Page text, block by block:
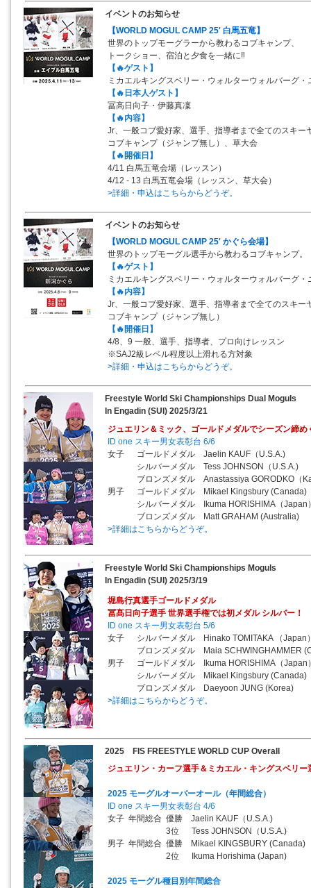
イベントのお知らせ
【WORLD MOGUL CAMP 25' 白馬五竜】
世界のトップモーグラーから教わるコブキャンプ、
トークショー、宿泊と夕食を一緒に‼
【🔥ゲスト】
ミカエルキングスベリー・ウォルターウォルバーグ・
【🔥日本人ゲスト】
冨高日向子・伊藤真凜
【🔥内容】
Jr、一般コブ愛好家、選手、指導者まで全てのスキー
コブキャンプ（ジャンプ無し）、草大会
【🔥開催日】
4/11 白馬五竜会場（レッスン）
4/12 - 13 白馬五竜会場（レッスン、草大会）
>詳細・申込はこちらからどうぞ。
イベントのお知らせ
【WORLD MOGUL CAMP 25' かぐら会場】
世界のトップモーグル選手から教わるコブキャンプ。
【🔥ゲスト】
ミカエルキングスベリー・ウォルターウォルバーグ・
【🔥内容】
Jr、一般コブ愛好家、選手、指導者まで全てのスキー
コブキャンプ（ジャンプ無し）
【🔥開催日】
4/8、9 一般、選手、指導者、プロ向けレッスン
※SAJ2級レベル程度以上滑れる方対象
>詳細・申込はこちらからどうぞ。
Freestyle World Ski Championships Dual Moguls
In Engadin (SUI) 2025/3/21
ジュエリン＆ミック、ゴールドメダルでシーズン締め
ID one スキー男女表彰台 6/6
女子 ゴールドメダル Jaelin KAUF（U.S.A.)
シルバーメダル Tess JOHNSON（U.S.A.)
ブロンズメダル Anastassiya GORODKO（
男子 ゴールドメダル Mikael Kingsbury (Canada)
シルバーメダル Ikuma HORISHIMA（Japan
ブロンズメダル Matt GRAHAM (Australia)
>詳細はこちらからどうぞ。
Freestyle World Ski Championships Moguls
In Engadin (SUI) 2025/3/19
堀島行真選手ゴールドメダル
冨髙日向子選手 世界選手権では初メダル シルバー！
ID one スキー男女表彰台 5/6
女子 シルバーメダル Hinako TOMITAKA （Japan
ブロンズメダル Maia SCHWINGHAMMER
男子 ゴールドメダル Ikuma HORISHIMA（Japan
シルバーメダル Mikael Kingsbury (Canada)
ブロンズメダル Daeyoon JUNG (Korea)
>詳細はこちらからどうぞ。
2025 FIS FREESTYLE WORLD CUP Overall
ジュエリン・カーフ選手＆ミカエル・キングスベリ
2025 モーグルオーバーオール（年間総合）
ID one スキー男女表彰台 4/6
女子 年間総合 優勝 Jaelin KAUF（U.S.A.)
3位 Tess JOHNSON（U.S.A.)
男子 年間総合 優勝 Mikael KINGSBURY (Canada)
2位 Ikuma Horishima (Japan)
2025 モーグル種目別年間総合